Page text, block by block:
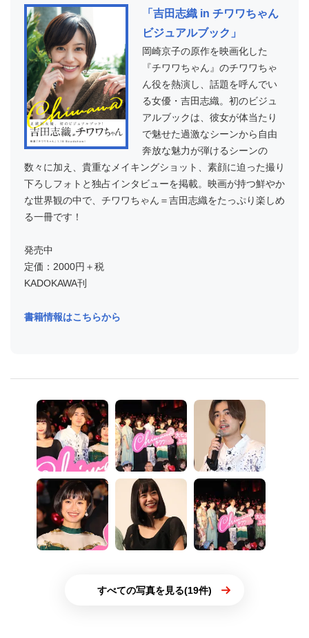
「吉田志織 in チワワちゃん
ビジュアルブック」
岡崎京子の原作を映画化した
『チワワちゃん』のチワワちゃ
ん役を熱演し、話題を呼んでい
る女優・吉田志織。初のビジュ
アルブックは、彼女が体当たり
で魅せた過激なシーンから自由
奔放な魅力が弾けるシーンの
数々に加え、貴重なメイキングショット、素顔に迫った撮り
下ろしフォトと独占インタビューを掲載。映画が持つ鮮やか
な世界観の中で、チワワちゃん＝吉田志織をたっぷり楽しめ
る一冊です！
発売中
定価：2000円＋税
KADOKAWA刊
書籍情報はこちらから
すべての写真を見る(19件)